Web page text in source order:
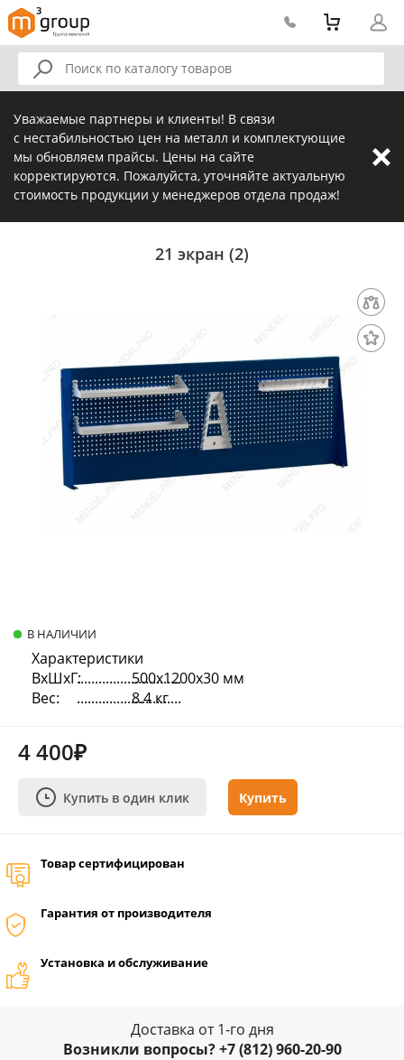
Уважаемые партнеры и клиенты! В связи
с нестабильностью цен на металл и комплектующие
мы обновляем прайсы. Цены на сайте
корректируются. Пожалуйста, уточняйте актуальную
стоимость продукции у менеджеров отдела продаж!
21 экран (2)
В НАЛИЧИИ
Характеристики
ВхШхГ:
500х1200х30 мм
Вес:
8.4 кг
4 400₽
Купить в один клик Купить
Товар сертифицирован
Гарантия от производителя
Установка и обслуживание
Доставка от 1-го дня
Возникли вопросы? +7 (812) 960-20-90